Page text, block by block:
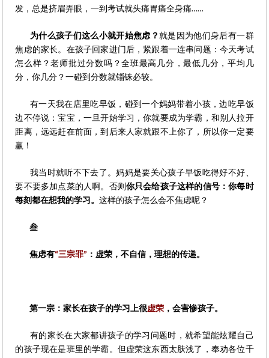
发，总是挤眉弄眼，一到考试就头痛胃痛全身痛……
为什么孩子们这么小就开始焦虑？就是因为他们身后有一群
焦虑的家长。在孩子回家进门后，紧跟着一连串问题：今天考试
怎么样？老师批过分数吗？全班最高几分，最低几分，平均几
分，你几分？一碰到分数就锱铢必较。
有一天我在店里吃早饭，碰到一个妈妈带着小孩，边吃早饭
边不停说：宝宝，一旦开始学习，你就要成为学霸，和别人拉开
距离，远远赶在前面，到后来人家就跟不上你了，所以你一定要
赢！
我当时就听不下去了。妈妈是要关心孩子早饭吃得好不好、
要不要多加点菜的人啊。否则 你只会给孩子这样的信号：你每时
每刻都在想我的学习。这样的孩子怎么会不焦虑呢？
叁
焦虑有“三宗罪” ：虚荣，不自信，理想的传递。
第一宗：家长在孩子的学习上很虚荣 ，会害惨孩子。
有的家长在大家都讲孩子的学习问题时，就希望能炫耀自己
的孩子现在是班里的学霸。但虚荣这东西太肤浅了，奉劝各位千